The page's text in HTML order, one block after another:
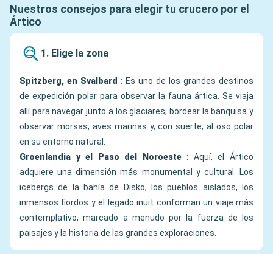
Nuestros consejos para elegir tu crucero por el
Ártico
1. Elige la zona
Spitzberg, en Svalbard : Es uno de los grandes destinos
de expedición polar para observar la fauna ártica. Se viaja
allí para navegar junto a los glaciares, bordear la banquisa y
observar morsas, aves marinas y, con suerte, al oso polar
en su entorno natural.
Groenlandia y el Paso del Noroeste: Aquí, el Ártico
adquiere una dimensión más monumental y cultural. Los
icebergs de la bahía de Disko, los pueblos aislados, los
inmensos fiordos y el legado inuit conforman un viaje más
contemplativo, marcado a menudo por la fuerza de los
paisajes y la historia de las grandes exploraciones.